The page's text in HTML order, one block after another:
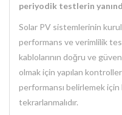
periyodik testlerin
Solar PV sistemlerinin
performans ve verimlilik
kablolarının doğru ve
olmak için yapılan
performansı belirlemek
tekrarlanmalıdır.